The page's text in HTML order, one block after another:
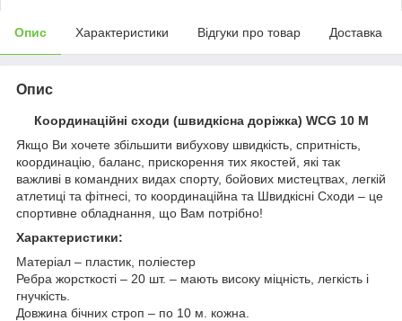
Опис Характеристики Відгуки про товар Доставка
Опис
Координаційні сходи (швидкісна доріжка) WCG 10 М
Якщо Ви хочете збільшити вибухову швидкість, спритність,
координацію, баланс, прискорення тих якостей, які так
важливі в командних видах спорту, бойових мистецтвах, легкій
атлетиці та фітнесі, то координаційна та Швидкісні Сходи – це
спортивне обладнання, що Вам потрібно!
Характеристики:
Матеріал – пластик, поліестер
Ребра жорсткості – 20 шт. – мають високу міцність, легкість і
гнучкість.
Довжина бічних строп – по 10 м. кожна.